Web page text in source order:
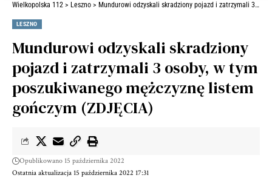
Wielkopolska 112 > Leszno > Mundurowi odzyskali skradziony pojazd i zatrzymali 3 osoby, w tym poszukiwanego mężczyznę listem gończym (ZDJĘCIA)
LESZNO
Mundurowi odzyskali skradziony
pojazd i zatrzymali 3 osoby, w tym
poszukiwanego mężczyznę listem
gończym (ZDJĘCIA)
Ostatnia aktualizacja 15 października 2022 17:31
Opublikowano 15 października 2022